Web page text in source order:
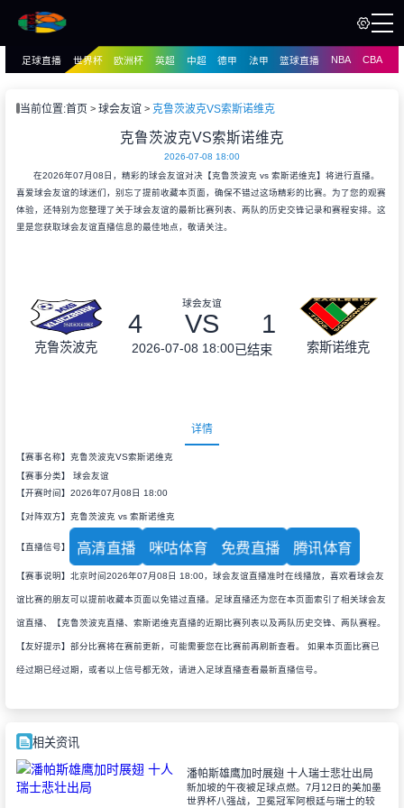
播
足球直播 世界杯 欧洲杯 英超 中超 德甲 法甲 篮球直播 NBA CBA
当前位置:首页 球会友谊 克鲁茨波克VS索斯诺维克
克鲁茨波克VS索斯诺维克
2026-07-08 18:00
在2026年07月08日，精彩的球会友谊对决【克鲁茨波克 vs 索斯诺维克】将进行直播。
喜爱球会友谊的球迷们，别忘了提前收藏本页面，确保不错过这场精彩的比赛。为了您的观赛
体验，还特别为您整理了关于球会友谊的最新比赛列表、两队的历史交锋记录和赛程安排。这
里是您获取球会友谊直播信息的最佳地点，敬请关注。
克鲁茨波克
球会友谊
4 VS 1
2026-07-08 18:00已结束 索斯诺维克
详情
【赛事名称】克鲁茨波克VS索斯诺维克
【赛事分类】 球会友谊
【开赛时间】2026年07月08日 18:00
【对阵双方】克鲁茨波克 vs 索斯诺维克
【直播信号】 高清直播 咪咕体育 免费直播 腾讯体育
【赛事说明】北京时间2026年07月08日 18:00，球会友谊直播准时在线播放，喜欢看球会友
谊比赛的朋友可以提前收藏本页面以免错过直播。足球直播还为您在本页面索引了相关球会友
谊直播、【克鲁茨波克直播、索斯诺维克直播的近期比赛列表以及两队历史交锋、两队赛程。
【友好提示】部分比赛将在赛前更新，可能需要您在比赛前再刷新查看。 如果本页面比赛已
经过期已经过期，或者以上信号都无效，请进入足球直播查看最新直播信号。
相关资讯
潘帕斯雄鹰加时展翅 十人瑞士悲壮出局
新加坡的午夜被足球点燃。7月12日的美加墨
世界杯八强战，卫冕冠军阿根廷与瑞士的较